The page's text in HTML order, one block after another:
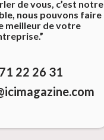
de vous, c’est notre
nous pouvons faire
meilleur de votre
22 26 31